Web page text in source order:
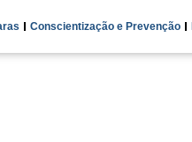
Conscientização e Prevenção